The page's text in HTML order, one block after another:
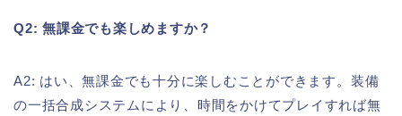
Q2: 無課金でも楽しめますか？
A2: はい、無課金でも十分に楽しむことができます。装備
の一括合成システムにより、時間をかけてプレイすれば無